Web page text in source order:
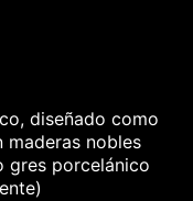
diseñado como
maderas nobles
gres porcelánico